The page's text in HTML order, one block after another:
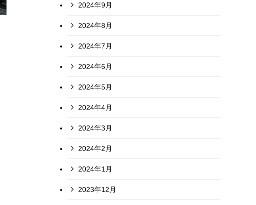
2024年9月
2024年8月
2024年7月
2024年6月
2024年5月
2024年4月
2024年3月
2024年2月
2024年1月
2023年12月